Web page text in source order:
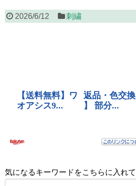
2026/6/12 刺繍
気になるキーワードをこちらに入れ